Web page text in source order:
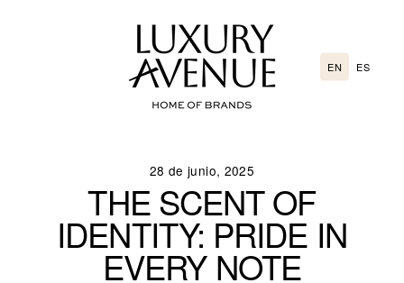
EN ES
28 de junio, 2025
THE SCENT OF
IDENTITY: PRIDE IN
EVERY NOTE